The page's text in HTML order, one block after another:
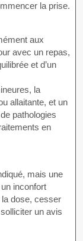
la prise.
aux
avec un repas,
et d’un
la
allaitante, et un
pathologies
en
mais une
inconfort
dose, cesser
un avis